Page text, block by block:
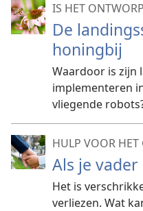
IS HET
De
honingbij
Waardoor is zijn
implementeren
vliegende
HULP VOOR HET
Als je
Het is
verliezen. Wat